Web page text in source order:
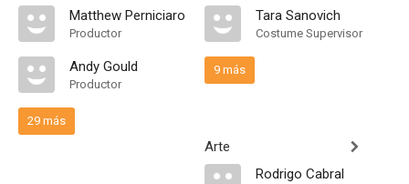
Matthew Perniciaro
Productor
Andy Gould
Productor
29 más
Tara Sanovich
Costume Supervisor
9 más
Arte
Rodrigo Cabral